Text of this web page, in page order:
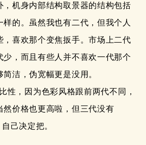
，机身内部结构取景器的结构包括
的。虽然我也有二代，但我个人
，喜欢那个变焦扳手。市场上二代
少，而且有些人并不喜欢一代那个
洁，伪宽幅更是没用。
性，因为色彩风格跟前两代不同，
然价格也更高啦，但三代没有
己决定把。